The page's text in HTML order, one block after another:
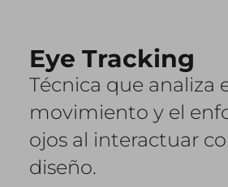
Eye Tracking
Técnica que analiza
movimiento y el
ojos al interactuar
diseño.